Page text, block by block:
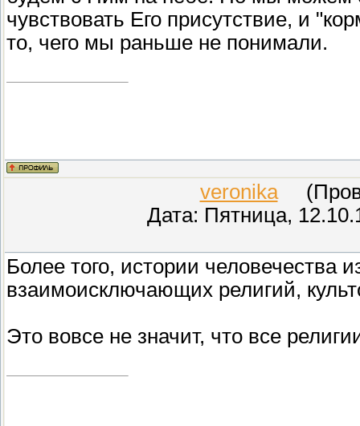
чувствовать Его присутствие, и
то, чего мы раньше не понимали.
veronika
Дата: Пятница,
Более того, истории человечества
взаимоисключающих религий,
Это вовсе не значит, что все